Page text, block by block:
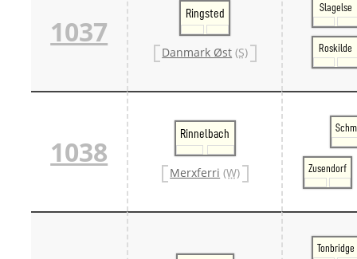
1037
Ringsted
Danmark Øst (S)
Slagelse
Roskilde
1038
Rinnelbach
Merxferri (W) Zusendorf
Tonbridge